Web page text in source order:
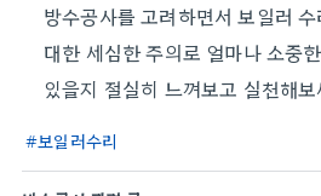
방수공사를 고려하면서 보일러
대한 세심한 주의로 얼마나 소중
있을지 절실히 느껴보고 실천해
보일러수리